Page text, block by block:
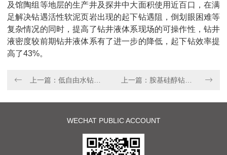
及馆陶组等地层的生产井及探井中大面积使用近百口，在满
足解决钻遇活性软泥页岩出现的起下钻遇阻，倒划眼困难等
复杂情况的同时，提高了钻井液体系现场的可操作性，钻井
液密度较前期钻井液体系有了进一步的降低，起下钻效率提
高了43%。
WECHAT PUBLIC ACCOUNT